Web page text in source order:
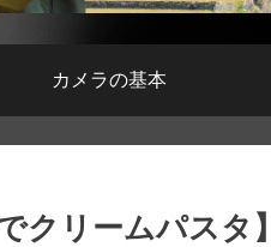
カメラの基本
クリームパスタ